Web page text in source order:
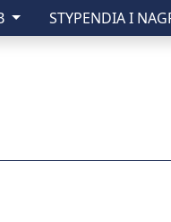
STYPENDIA I